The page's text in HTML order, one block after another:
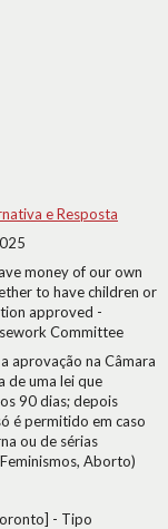
e Resposta
money of our own
to have children or
approved -
Committee
aprovação na Câmara
de uma lei que
90 dias; depois
é permitido em caso
ou de sérias
Aborto)
- Tipo